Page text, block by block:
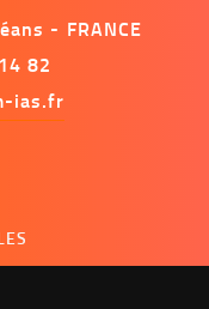
- FRANCE
82
ias.fr